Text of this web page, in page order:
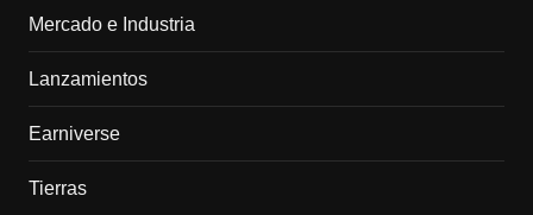
Mercado e Industria
Lanzamientos
Earniverse
Tierras